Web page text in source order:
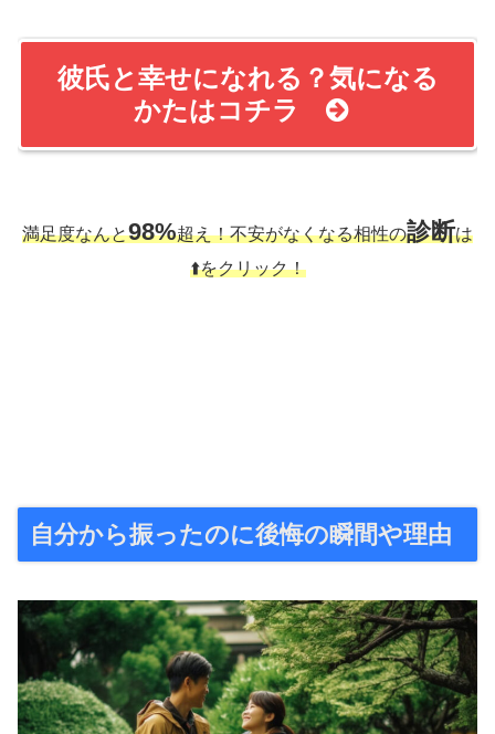
彼氏と幸せになれる？気になる
かたはコチラ
満足度なんと98%超え！不安がなくなる相性の診断は
⬆️をクリック！
自分から振ったのに後悔の瞬間や理由